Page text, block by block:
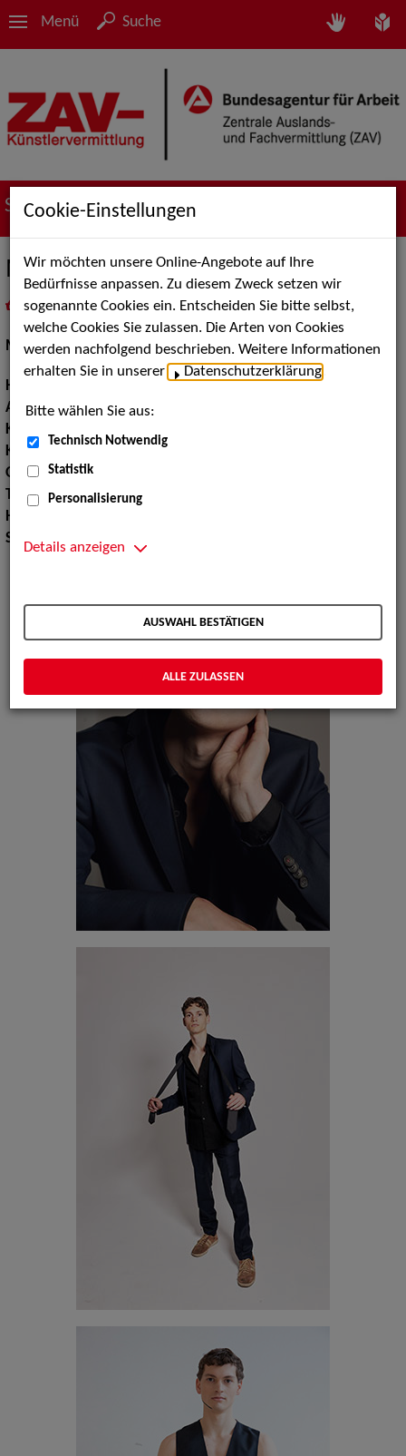
Menü Suche
Suche nach Künstler*innen
Moses H.
als PDF speichern
inMeine Merklistelegen
Models / Werbung:Fotomodell
Haarfarbe:
Augenfarbe:braun
Körpergröße:
Konfektionsgröße:
Oberweite:89
Taille:
71
Hüfte:
Schuhgröße:
44
Cookie-Einstellungen
Wir möchten unsere Online-Angebote auf Ihre
Bedürfnisse anpassen. Zu diesem Zweck setzen wir
sogenannte Cookies ein. Entscheiden Sie bitte selbst,
welche Cookies Sie zulassen. Die Arten von Cookies
werden nachfolgend beschrieben. Weitere Informationen
erhalten Sie in unserer
Datenschutzerklärung
Bitte wählen Sie aus:
Technisch Notwendig
Statistik
Personalisierung
Details anzeigen
AUSWAHL BESTÄTIGEN
ALLE ZULASSEN